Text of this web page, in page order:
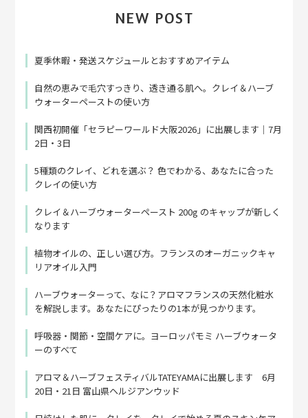
NEW POST
夏季休暇・発送スケジュールとおすすめアイテム
自然の恵みで毛穴すっきり、透き通る肌へ。クレイ＆ハーブ
ウォーターペーストの使い方
関西初開催「セラピーワールド大阪2026」に出展します｜7月
2日・3日
5種類のクレイ、どれを選ぶ？ 色でわかる、あなたに合った
クレイの使い方
クレイ＆ハーブウォーターペースト 200g のキャップが新しく
なります
植物オイルの、正しい選び方。フランスのオーガニックキャ
リアオイル入門
ハーブウォーターって、なに？アロマフランスの天然化粧水
を解説します。あなたにぴったりの1本が見つかります。
呼吸器・関節・空間ケアに。ヨーロッパモミ ハーブウォータ
ーのすべて
アロマ＆ハーブフェスティバルTATEYAMAに出展します 6月
20日・21日 富山県ヘルジアンウッド